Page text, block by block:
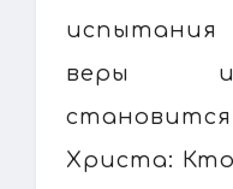
веры и
Христа: